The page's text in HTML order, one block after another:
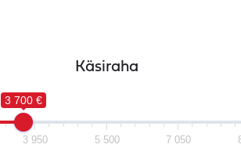
Käsiraha
3 700 €
3 950 5 500 7 050